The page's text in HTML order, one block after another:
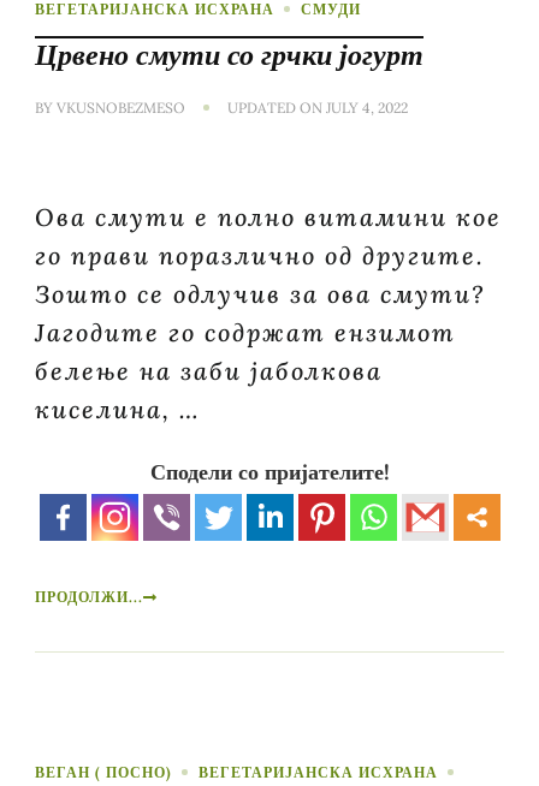
ВЕГЕТАРИЈАНСКА ИСХРАНА СМУДИ
Црвено смути со грчки јогурт
BY VKUSNOBEZMESO UPDATED ON JULY 4, 2022
Ова смути е полно витамини кое
го прави поразлично од другите.
Зошто се одлучив за ова смути?
Јагодите го содржат ензимот
белење на заби јаболкова
киселина, …
Сподели со пријателите!
ПРОДОЛЖИ...
ВЕГАН ( ПОСНО)
ВЕГЕТАРИЈАНСКА ИСХРАНА